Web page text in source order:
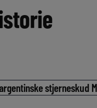
stjerneskud